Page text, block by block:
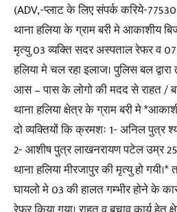
(ADV,-प्लाट के लिए संपर्क करिये-
थाना हलिया के ग्राम बरी मे आकाशीय
मृत्यु 03 व्यक्ति सदर अस्पताल रेफर व
हलिया मे चल रहा इलाज। पुलिस बल
आस – पास के लोगो की मदद से राहत /
थाना हलिया क्षेत्र के ग्राम बरी मे
दो व्यक्तियों कि क्रमशः 1- अनिल पुत्र
2- आशीष पुत्र लाखनरायण पटेल उम्र 25
थाना हलिया मीरजापुर की मृत्यु हो गयी।*
घायलो मे 03 की हालत गम्भीर होने के